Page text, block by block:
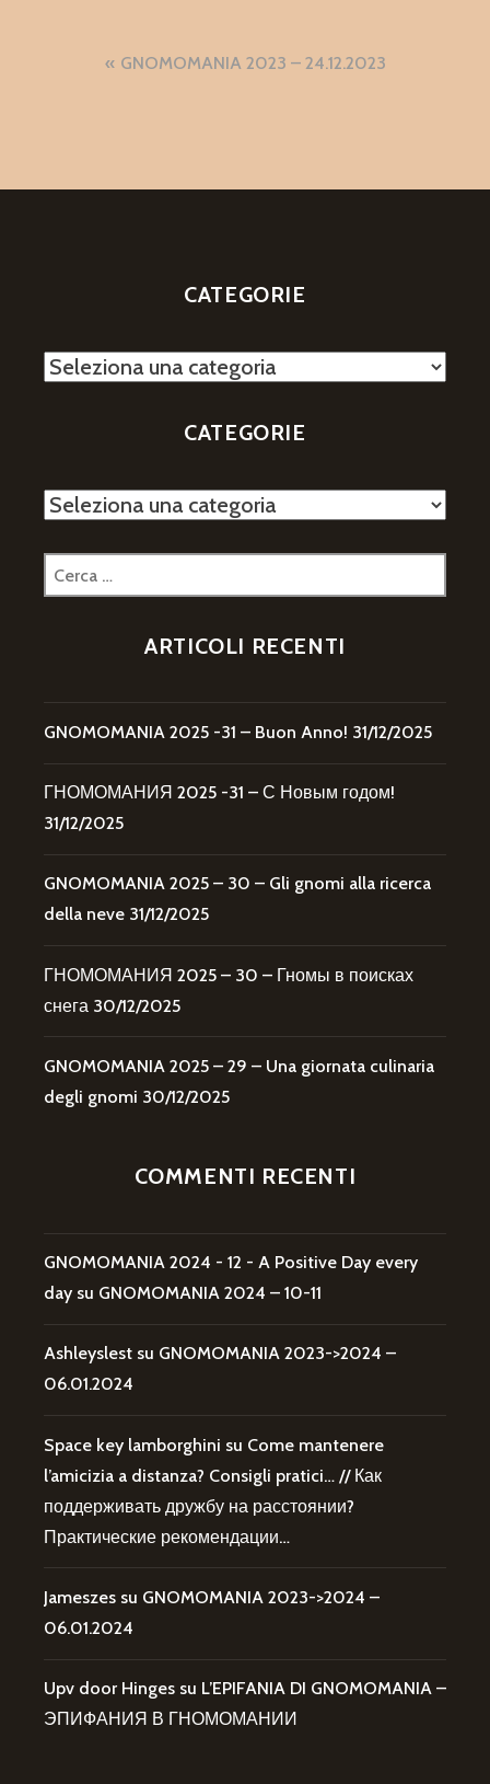
Navigazione
GNOMOMANIA 2023 – 24.12.2023
CATEGORIE
Categorie
CATEGORIE
Categorie
Ricerca
per:
ARTICOLI RECENTI
GNOMOMANIA 2025 -31 – Buon Anno! 31/12/2025
ГНОМОМАНИЯ 2025 -31 – С Новым годом!
31/12/2025
GNOMOMANIA 2025 – 30 – Gli gnomi alla ricerca
della neve 31/12/2025
ГНОМОМАНИЯ 2025 – 30 – Гномы в поисках
снега 30/12/2025
GNOMOMANIA 2025 – 29 – Una giornata culinaria
degli gnomi 30/12/2025
COMMENTI RECENTI
GNOMOMANIA 2024 - 12 - A Positive Day every
day su GNOMOMANIA 2024 – 10-11
Ashleyslest su GNOMOMANIA 2023->2024 –
06.01.2024
Space key lamborghini su Come mantenere
l’amicizia a distanza? Consigli pratici… // Как
поддерживать дружбу на расстоянии?
Практические рекомендации…
Jameszes su GNOMOMANIA 2023->2024 –
06.01.2024
Upv door Hinges su L’EPIFANIA DI GNOMOMANIA –
ЭПИФАНИЯ В ГНОМОМАНИИ